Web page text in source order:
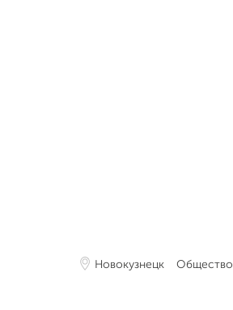
Новокузнецк Общество